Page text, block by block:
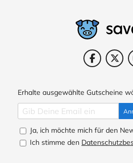
Erhalte ausgewählte Gutscheine
Ja, ich möchte mich für den
Ich stimme den